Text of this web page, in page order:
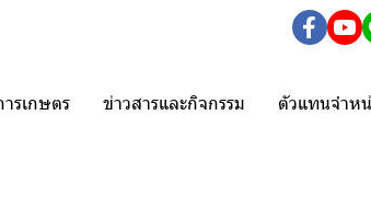
ารเกษตร ข่าวสารและกิจกรรม ตัวแทนจำห